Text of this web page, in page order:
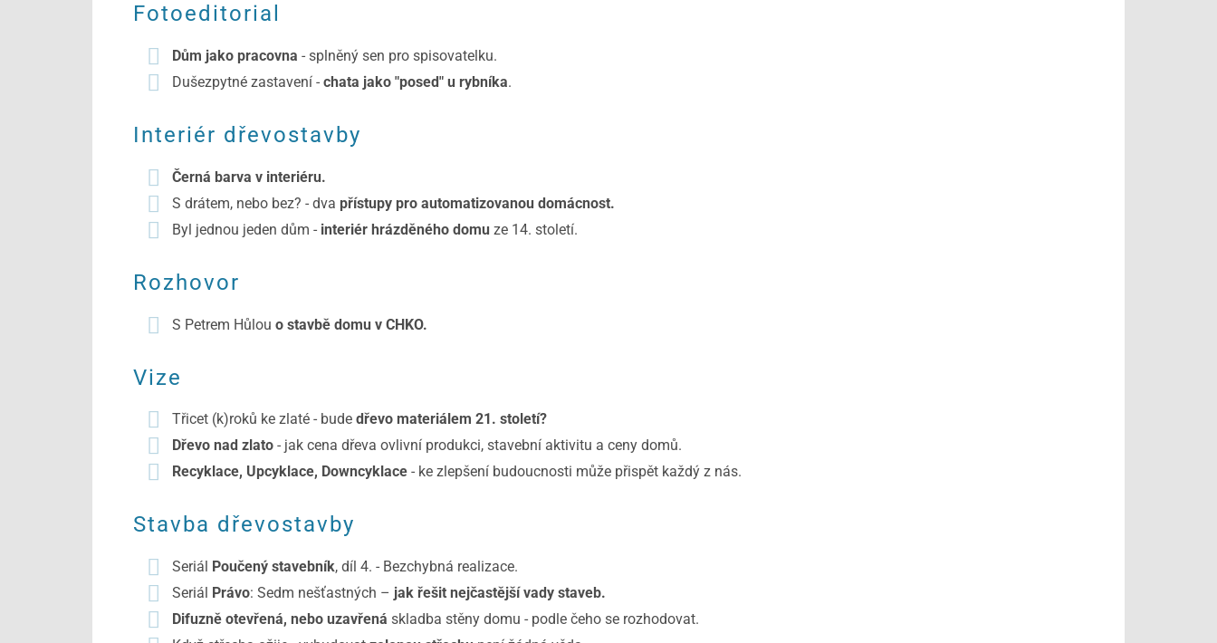
Fotoeditorial
Dům jako pracovna - splněný sen pro spisovatelku.
Dušezpytné zastavení - chata jako "posed" u rybníka.
Interiér dřevostavby
Černá barva v interiéru.
S drátem, nebo bez? - dva přístupy pro automatizovanou domácnost.
Byl jednou jeden dům - interiér hrázděného domu ze 14. století.
Rozhovor
S Petrem Hůlou o stavbě domu v CHKO.
Vize
Třicet (k)roků ke zlaté - bude dřevo materiálem 21. století?
Dřevo nad zlato - jak cena dřeva ovlivní produkci, stavební aktivitu a ceny domů.
Recyklace, Upcyklace, Downcyklace - ke zlepšení budoucnosti může přispět každý z nás.
Stavba dřevostavby
Seriál Poučený stavebník, díl 4. - Bezchybná realizace.
Seriál Právo: Sedm nešťastných – jak řešit nejčastější vady staveb.
Difuzně otevřená, nebo uzavřená skladba stěny domu - podle čeho se rozhodovat.